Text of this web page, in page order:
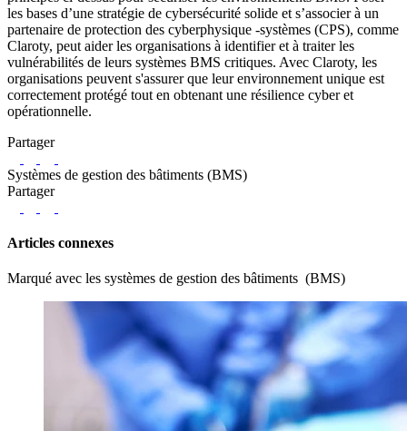
les bases d’une stratégie de cybersécurité solide et s’associer à un
partenaire de protection des cyberphysique -systèmes (CPS), comme
Claroty, peut aider les organisations à identifier et à traiter les
vulnérabilités de leurs systèmes BMS critiques. Avec Claroty, les
organisations peuvent s'assurer que leur environnement unique est
correctement protégé tout en obtenant une résilience cyber et
opérationnelle.
Partager
Systèmes de gestion des bâtiments (BMS)
Partager
Articles connexes
Marqué avec les systèmes de gestion des bâtiments (BMS)